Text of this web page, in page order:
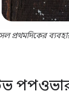
প্রথমদিকের